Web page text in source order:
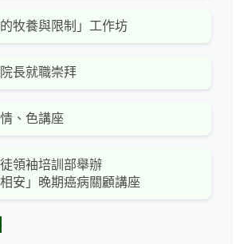
的牧養與限制」工作坊
長就職崇拜
、色講座
領袖培訓部舉辦
相安」晚期癌病關顧講座